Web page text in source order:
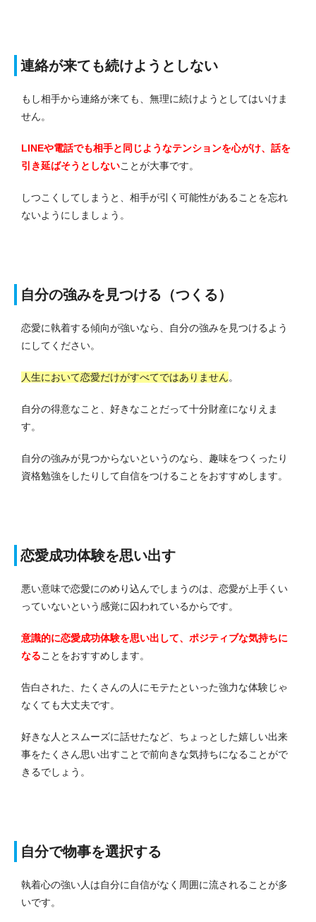
連絡が来ても続けようとしない
もし相手から連絡が来ても、無理に続けようとしてはいけま
せん。
LINEや電話でも相手と同じようなテンションを心がけ、話を
引き延ばそうとしないことが大事です。
しつこくしてしまうと、相手が引く可能性があることを忘れ
ないようにしましょう。
自分の強みを見つける（つくる）
恋愛に執着する傾向が強いなら、自分の強みを見つけるよう
にしてください。
人生において恋愛だけがすべてではありません。
自分の得意なこと、好きなことだって十分財産になりえま
す。
自分の強みが見つからないというのなら、趣味をつくったり
資格勉強をしたりして自信をつけることをおすすめします。
恋愛成功体験を思い出す
悪い意味で恋愛にのめり込んでしまうのは、恋愛が上手くい
っていないという感覚に囚われているからです。
意識的に恋愛成功体験を思い出して、ポジティブな気持ちに
なることをおすすめします。
告白された、たくさんの人にモテたといった強力な体験じゃ
なくても大丈夫です。
好きな人とスムーズに話せたなど、ちょっとした嬉しい出来
事をたくさん思い出すことで前向きな気持ちになることがで
きるでしょう。
自分で物事を選択する
執着心の強い人は自分に自信がなく周囲に流されることが多
いです。